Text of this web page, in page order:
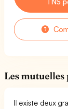
Les
Il existe deux